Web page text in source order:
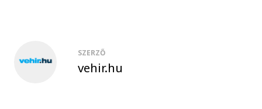
SZERZŐ
vehir.hu